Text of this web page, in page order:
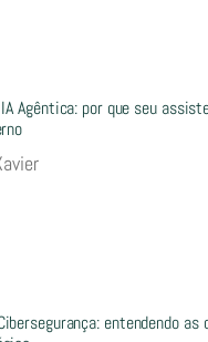
Agêntica: por que seu
entendendo